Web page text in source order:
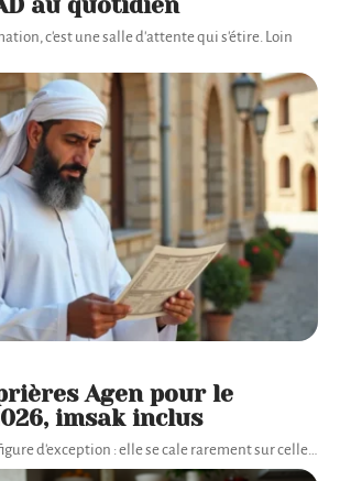
c'est une salle d'attente qui s'étire. Loin
Agen pour le
imsak inclus
d'exception : elle se cale rarement sur celle…